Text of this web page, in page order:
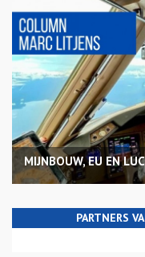
MIJNBOUW, EU EN
PARTNERS